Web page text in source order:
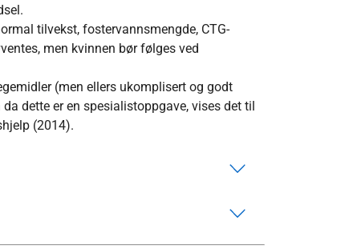
tilvekst, fostervannsmengde, CTG-
men kvinnen bør følges ved
(men ellers ukomplisert og godt
dette er en spesialistoppgave, vises det til
(2014).